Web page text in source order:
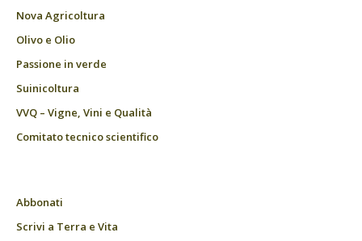
Nova Agricoltura
Olivo e Olio
Passione in verde
Suinicoltura
VVQ – Vigne, Vini e Qualità
Comitato tecnico scientifico
Abbonati
Scrivi a Terra e Vita